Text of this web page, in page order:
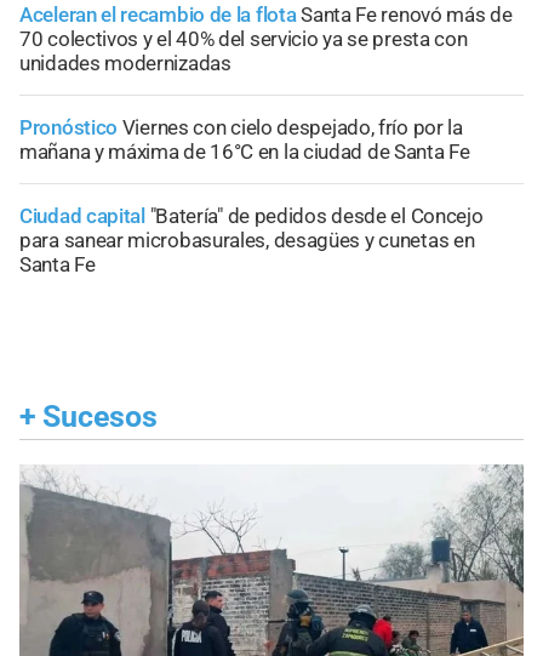
Aceleran el recambio de la flotaSanta Fe renovó más de
70 colectivos y el 40% del servicio ya se presta con
unidades modernizadas
Pronóstico Viernes con cielo despejado, frío por la
mañana y máxima de 16°C en la ciudad de Santa Fe
Ciudad capital "Batería" de pedidos desde el Concejo
para sanear microbasurales, desagües y cunetas en
Santa Fe
+ Sucesos